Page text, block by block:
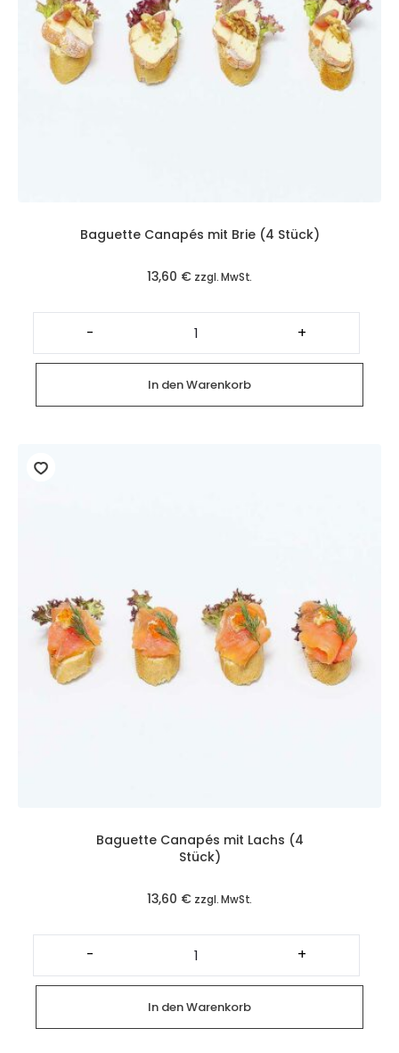
Baguette Canapés mit Brie (4 Stück)
13,60 € zzgl. MwSt.
-
Baguette
Canapés
mit
Brie
(4
Stück)
Menge
+
In den Warenkorb
Baguette Canapés mit Lachs (4
Stück)
13,60 € zzgl. MwSt.
-
Baguette
Canapés
mit
Lachs
(4
Stück)
Menge
+
In den Warenkorb